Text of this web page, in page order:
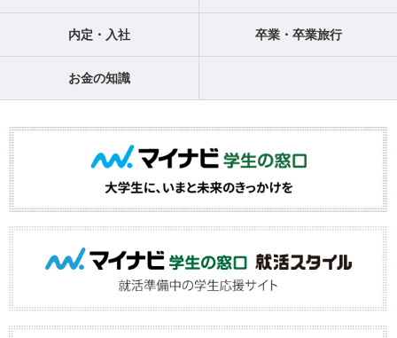
内定・入社 卒業・卒業旅行
お金の知識